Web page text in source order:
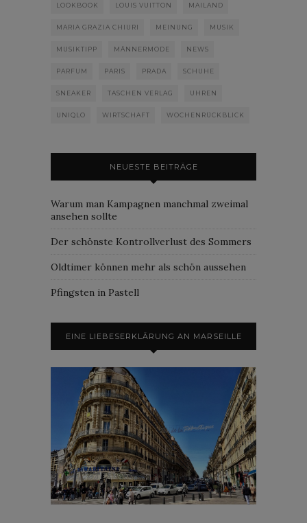
LOOKBOOK LOUIS VUITTON MAILAND
MARIA GRAZIA CHIURI MEINUNG MUSIK
MUSIKTIPP MÄNNERMODE NEWS
PARFUM PARIS PRADA SCHUHE
SNEAKER TASCHEN VERLAG UHREN
UNIQLO WIRTSCHAFT WOCHENRÜCKBLICK
NEUESTE BEITRÄGE
Warum man Kampagnen manchmal zweimal
ansehen sollte
Der schönste Kontrollverlust des Sommers
Oldtimer können mehr als schön aussehen
Pfingsten in Pastell
EINE LIEBESERKLÄRUNG AN MARSEILLE